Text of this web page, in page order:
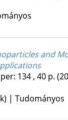
and
134 , 40 p.
| Tudományos